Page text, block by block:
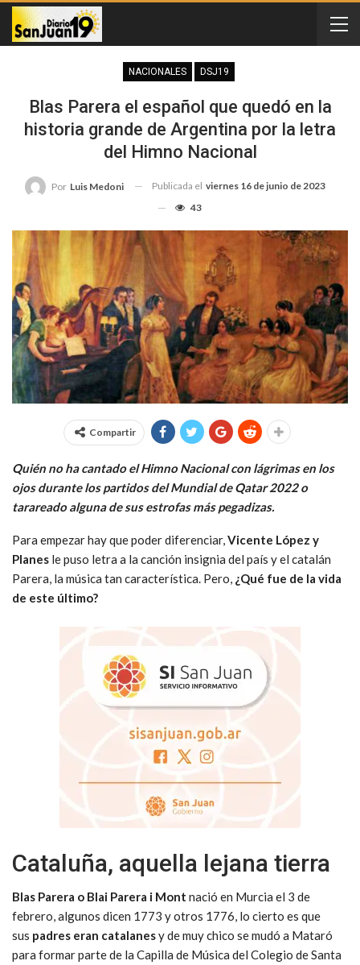
NACIONALES DSJ19
Blas Parera el español que quedó en la
historia grande de Argentina por la letra
del Himno Nacional
Por Luis Medoni Publicada el viernes 16 de junio de 2023
43
Compartir
Quién no ha cantado el Himno Nacional con lágrimas en los
ojos durante los partidos del Mundial de Qatar 2022 o
tarareado alguna de sus estrofas más pegadizas.
Para empezar hay que poder diferenciar, Vicente López y
Planes le puso letra a la canción insignia del país y el catalán
Parera, la música tan característica. Pero, ¿Qué fue de la vida
de este último?
Cataluña, aquella lejana tierra
Blas Parera o Blai Parera i Mont nació en Murcia el 3 de
febrero, algunos dicen 1773 y otros 1776, lo cierto es que
sus padres eran catalanesy de muy chico se mudó a Mataró
para formar parte de la Capilla de Música del Colegio de Santa